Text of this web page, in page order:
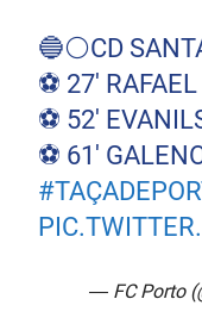
🔵⚪CD
⚽ 27'
⚽ 52'
⚽ 61'
— FC Porto